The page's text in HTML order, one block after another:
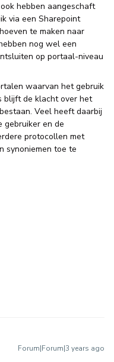
hebben aangeschaft
via een Sharepoint
te maken naar
nog wel een
op portaal-niveau
waarvan het gebruik
blijft de klacht over het
Veel heeft daarbij
gebruiker en de
protocollen met
synoniemen toe te
Forum|Forum|3 years ago